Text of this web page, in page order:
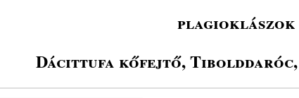
Dácittufa kőfejtő, Tibolddaróc,